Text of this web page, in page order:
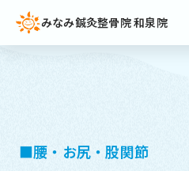
みなみ鍼灸整骨院 和泉院
■腰・お尻・股関節